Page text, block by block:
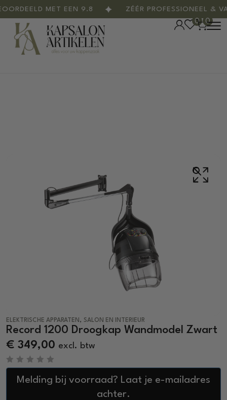
MET EEN 9.8 ZÉÉR PROFESSIONEEL &
0 0
ELEKTRISCHE APPARATEN , SALON EN INTERIEUR
Record 1200 Droogkap Wandmodel Zwart
€ 349,00 excl. btw
R
Melding bij voorraad? Laat je e-mailadres
achter.